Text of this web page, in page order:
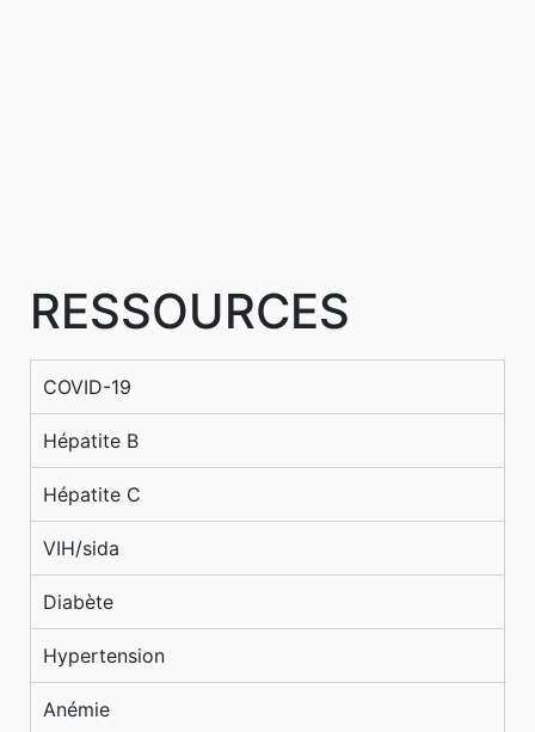
RESSOURCES
COVID-19
Hépatite B
Hépatite C
VIH/sida
Diabète
Hypertension
Anémie